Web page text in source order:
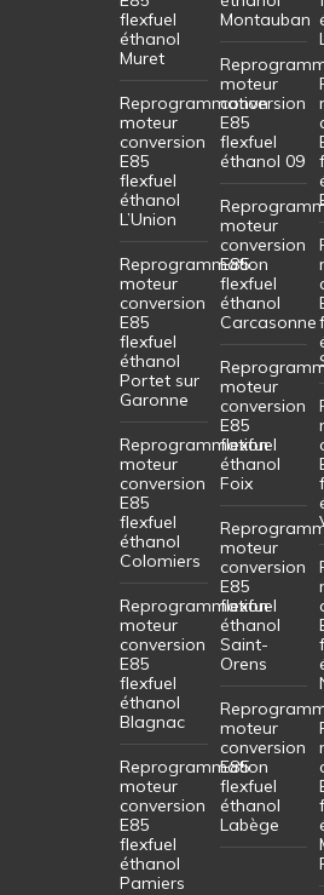
flexfuel
éthanol
Muret
Reprogrammation
moteur
conversion
E85
flexfuel
éthanol
L’Union
Reprogrammation
moteur
conversion
E85
flexfuel
éthanol
Portet sur
Garonne
Reprogrammation
moteur
conversion
E85
flexfuel
éthanol
Colomiers
Reprogrammation
moteur
conversion
E85
flexfuel
éthanol
Blagnac
Reprogrammation
moteur
conversion
E85
flexfuel
éthanol
Pamiers
Montauban
moteur
conversion
E85
flexfuel
éthanol 09
moteur
conversion
E85
flexfuel
éthanol
Carcasonne
moteur
conversion
E85
flexfuel
éthanol
Foix
moteur
conversion
E85
flexfuel
éthanol
Saint-
Orens
moteur
conversion
E85
flexfuel
éthanol
Labège